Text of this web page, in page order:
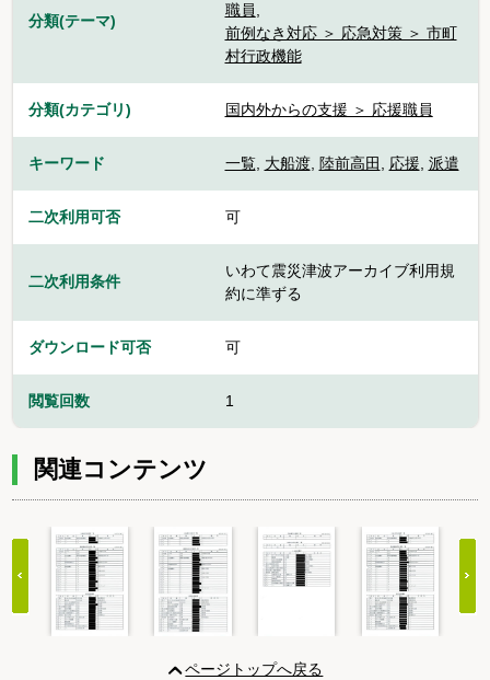
分類(テーマ)
職員,
前例なき対応 ＞ 応急対策 ＞ 市町
村行政機能
分類(カテゴリ) 国内外からの支援 ＞ 応援職員
キーワード 一覧, 大船渡, 陸前高田 , 応援, 派遣
二次利用可否 可
二次利用条件
いわて震災津波アーカイブ利用規
約に準ずる
ダウンロード可否 可
閲覧回数 1
関連コンテンツ
ページトップへ戻る